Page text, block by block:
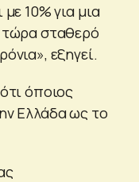
10% για μια
τώρα σταθερό
εξηγεί.
όποιος
Ελλάδα ως το